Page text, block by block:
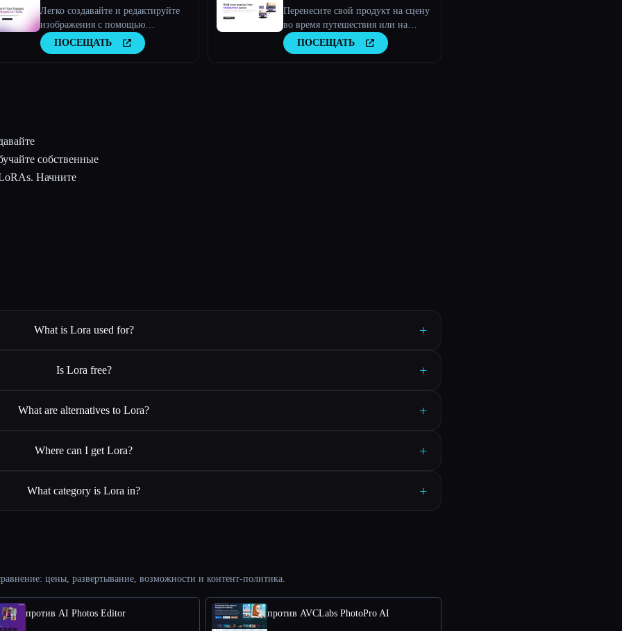
Легко создавайте и редактируйте
изображения с помощью
инструментов искусственного
интеллекта
ПОСЕЩАТЬ
Перенесите свой продукт на сцену
во время путешествия или на
любую стоковую фотографию
ПОСЕЩАТЬ
собственные
Начните
What is Lora used for? +
Is Lora free? +
What are alternatives to Lora? +
Where can I get Lora? +
What category is Lora in? +
цены, развертывание, возможности и контент-политика.
против AI Photos Editor против AVCLabs PhotoPro AI